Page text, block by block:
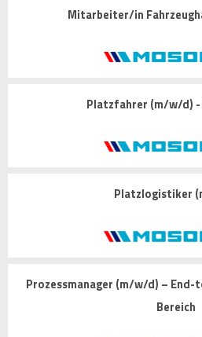
Mitarbeiter/in
Platzfahrer (m/w/d)
Platzlogistiker
Prozessmanager (m/w/d) – End-
Bereich